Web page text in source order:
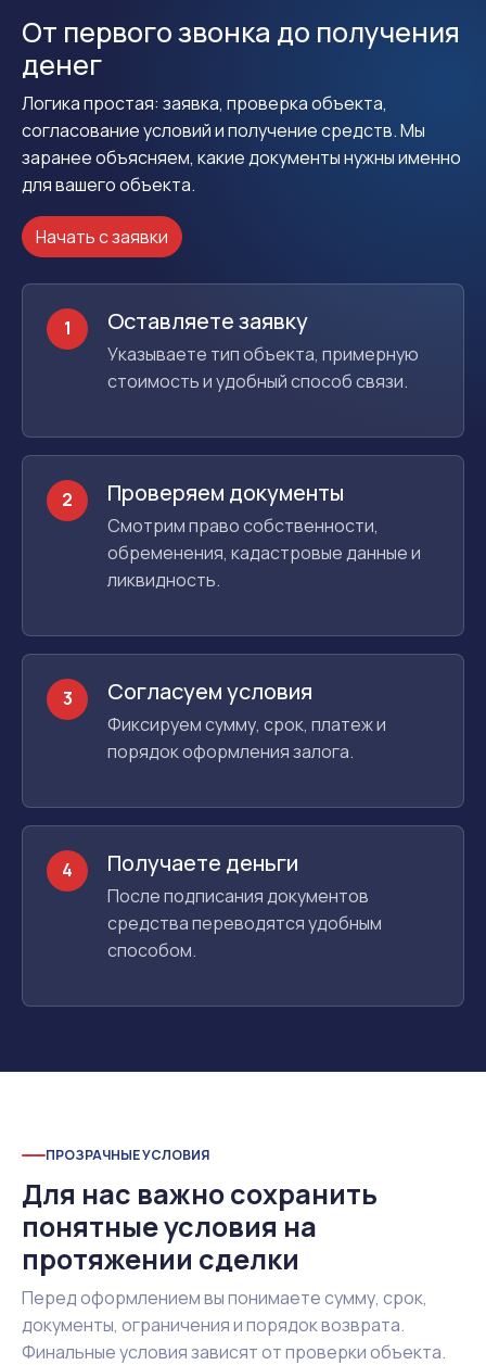
От первого звонка до получения
денег
Логика простая: заявка, проверка объекта,
согласование условий и получение средств. Мы
заранее объясняем, какие документы нужны именно
для вашего объекта.
Начать с заявки
1 Оставляете заявку
Указываете тип объекта, примерную
стоимость и удобный способ связи.
2 Проверяем документы
Смотрим право собственности,
обременения, кадастровые данные и
ликвидность.
3 Согласуем условия
Фиксируем сумму, срок, платеж и
порядок оформления залога.
4 Получаете деньги
После подписания документов
средства переводятся удобным
способом.
ПРОЗРАЧНЫЕ УСЛОВИЯ
Для нас важно сохранить
понятные условия на
протяжении сделки
Перед оформлением вы понимаете сумму, срок,
документы, ограничения и порядок возврата.
Финальные условия зависят от проверки объекта.